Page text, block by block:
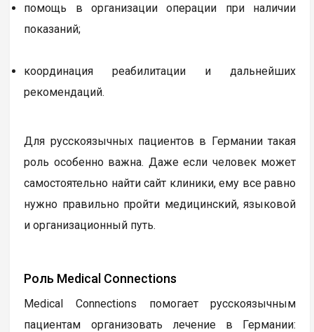
помощь в организации операции при наличии
показаний;
координация реабилитации и дальнейших
рекомендаций.
Для русскоязычных пациентов в Германии такая
роль особенно важна. Даже если человек может
самостоятельно найти сайт клиники, ему все равно
нужно правильно пройти медицинский, языковой
и организационный путь.
Роль Medical Connections
Medical Connections помогает русскоязычным
пациентам организовать лечение в Германии: